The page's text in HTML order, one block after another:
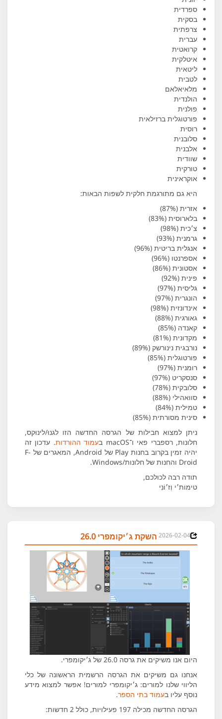
ספרדית
בסקית
צרפתית
עברית
קרואטית
איטלקית
ליטאית
לטבית
מלאיאלאם
הולנדית
פולנית
פורטוגלית ברזילאית
רוסית
סלובנית
אלבנית
שוודית
טורקית
אוקראינית
היא גם מתורגמת חלקית לשפות הבאות:
אזרית (87%)
בלארוסית (83%)
צ׳כית (98%)
גרמנית (93%)
אנגלית בריטית (96%)
אספרנטו (96%)
אסטונית (86%)
פינית (92%)
גליסית (97%)
הונגרית (97%)
אינדונזית (98%)
גאורגית (88%)
קאנדה (85%)
מקדונית (81%)
נורבגית נינורשק (89%)
פורטוגלית (85%)
רומנית (97%)
סנסקריט (97%)
סלובקית (78%)
סוואהילי (88%)
טמילית (84%)
סינית מסורתית (85%)
ניתן למצוא חבילות של הגרסה החדשה הזו לגנוּ/לינוּקס,
חלונות, רספברי פאי ו־macOS ב
עמוד ההורדות. עדכון זה
יהיה זמין בקרוב בחנות Play של Android, המאגרים של F-
Droid והחנות של חלונות/Windows.
תודה רבה לכולכם,
טימות׳י וְז׳וֹנִי
2026-02-04 השקת ג׳יקומפרי 26.0
היום אנו משיקים את גרסה 26.0 של ג׳יקומפרי.
אנחנו גם משיקים את הגרסה הרשמית הראשונה של כלי
הליווי שלנו למורים: ג׳יקומפרי למורים! אפשר למצוא מידע
נוסף עליו בעמוד בתי הספר.
הגרסה החדשה מכילה 197 פעילויות, כולל 2 חדשות: